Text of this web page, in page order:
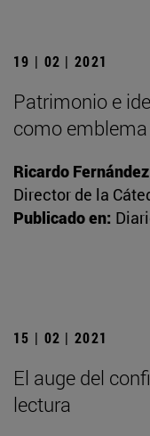
19 | 02 | 2021
Patrimonio e
como
Ricardo
Director de la
Publicado en:
15 | 02 | 2021
El auge del
lectura